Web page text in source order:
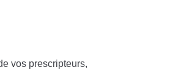
vos prescripteurs,